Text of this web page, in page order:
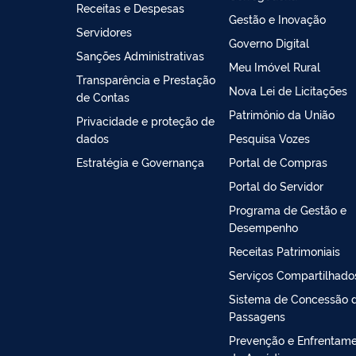
Receitas e Despesas
Servidores
Sanções Administrativas
Transparência e Prestação
de Contas
Privacidade e proteção de
dados
Estratégia e Governança
Gestão e Inovação
Governo Digital
Meu Imóvel Rural
Nova Lei de Licitações
Patrimônio da União
Pesquisa Vozes
Portal de Compras
Portal do Servidor
Programa de Gestão e
Desempenho
Receitas Patrimoniais
Serviços
Sistema de Concessão
Passagens
Prevenção e